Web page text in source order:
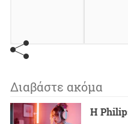
Διαβάστε ακόμα
Η